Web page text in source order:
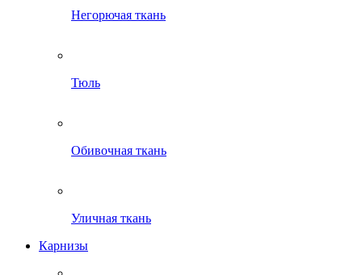
Негорючая ткань
Тюль
Обивочная ткань
Уличная ткань
Карнизы